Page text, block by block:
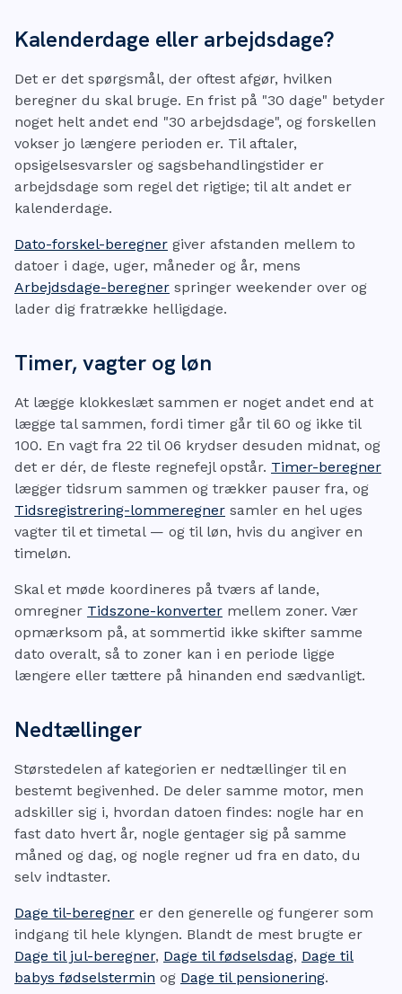
Kalenderdage eller arbejdsdage?
Det er det spørgsmål, der oftest afgør, hvilken
beregner du skal bruge. En frist på "30 dage" betyder
noget helt andet end "30 arbejdsdage", og forskellen
vokser jo længere perioden er. Til aftaler,
opsigelsesvarsler og sagsbehandlingstider er
arbejdsdage som regel det rigtige; til alt andet er
kalenderdage.
Dato-forskel-beregner giver afstanden mellem to
datoer i dage, uger, måneder og år, mens
Arbejdsdage-beregner springer weekender over og
lader dig fratrække helligdage.
Timer, vagter og løn
At lægge klokkeslæt sammen er noget andet end at
lægge tal sammen, fordi timer går til 60 og ikke til
100. En vagt fra 22 til 06 krydser desuden midnat, og
det er dér, de fleste regnefejl opstår. Timer-beregner
lægger tidsrum sammen og trækker pauser fra, og
Tidsregistrering-lommeregner samler en hel uges
vagter til et timetal — og til løn, hvis du angiver en
timeløn.
Skal et møde koordineres på tværs af lande,
omregner Tidszone-konverter mellem zoner. Vær
opmærksom på, at sommertid ikke skifter samme
dato overalt, så to zoner kan i en periode ligge
længere eller tættere på hinanden end sædvanligt.
Nedtællinger
Størstedelen af kategorien er nedtællinger til en
bestemt begivenhed. De deler samme motor, men
adskiller sig i, hvordan datoen findes: nogle har en
fast dato hvert år, nogle gentager sig på samme
måned og dag, og nogle regner ud fra en dato, du
selv indtaster.
Dage til-beregner er den generelle og fungerer som
indgang til hele klyngen. Blandt de mest brugte er
Dage til jul-beregner, Dage til fødselsdag, Dage til
babys fødselstermin og Dage til pensionering.